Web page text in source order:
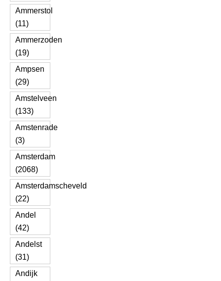
Ammerstol
(11)
Ammerzoden
(19)
Ampsen
(29)
Amstelveen
(133)
Amstenrade
(3)
Amsterdam
(2068)
Amsterdamscheveld
(22)
Andel
(42)
Andelst
(31)
Andijk